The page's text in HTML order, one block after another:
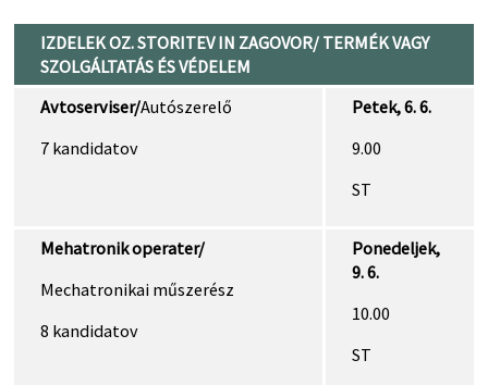
IZDELEK OZ. STORITEV IN ZAGOVOR/ TERMÉK VAGY
SZOLGÁLTATÁS ÉS VÉDELEM
Avtoserviser/Autószerelő
7 kandidatov
Petek, 6. 6.
9.00
ST
Mehatronik operater/
Mechatronikai műszerész
8 kandidatov
Ponedeljek,
9. 6.
10.00
ST